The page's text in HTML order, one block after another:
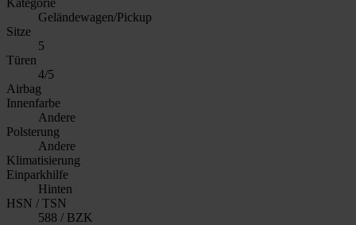
Geländewagen/Pickup
Sitze
5
Türen
4/5
Airbag
Innenfarbe
Andere
Polsterung
Andere
Klimatisierung
Einparkhilfe
Hinten
HSN / TSN
588 / BZK